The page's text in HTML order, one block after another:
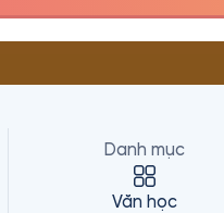
Danh mục
Văn học